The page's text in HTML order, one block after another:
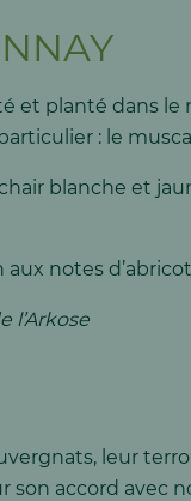
et planté dans le
: le
blanche et
notes
l’Arkose
leur
accord avec